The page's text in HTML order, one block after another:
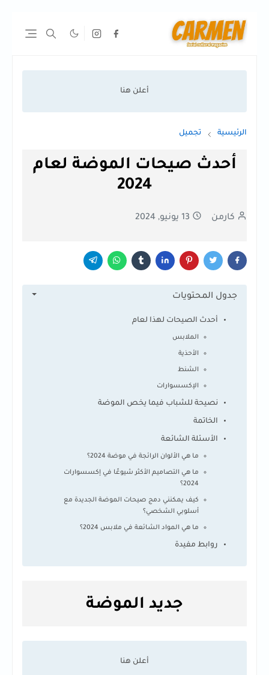
الرئيسية تجميل
أحدث صيحات الموضة لعام
2024
كارمن 13 يونيو, 2024
جدول المحتويات
أحدث الصيحات لهذا لعام
الملابس
الأحذية
الشنط
الإكسسوارات
نصيحة للشباب فيما يخص الموضة
الخاتمة
الأسئلة الشائعة
ما هي الألوان الرائجة في موضة 2024؟
ما هي التصاميم الأكثر شيوعًا في إكسسوارات
2024؟
كيف يمكنني دمج صيحات الموضة الجديدة مع
أسلوبي الشخصي؟
ما هي المواد الشائعة في ملابس 2024؟
روابط مفيدة
جديد الموضة